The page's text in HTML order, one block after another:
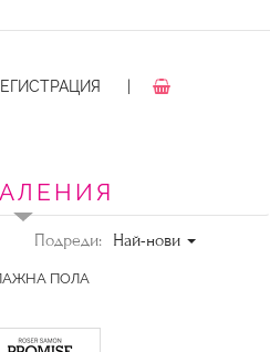
Подреди: Най-нови
ПОЛА